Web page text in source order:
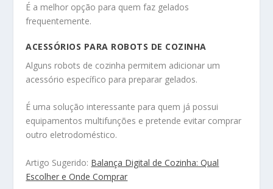
É a melhor opção para quem faz gelados
frequentemente.
ACESSÓRIOS PARA ROBOTS DE COZINHA
Alguns robots de cozinha permitem adicionar um
acessório específico para preparar gelados.
É uma solução interessante para quem já possui
equipamentos multifunções e pretende evitar comprar
outro eletrodoméstico.
Artigo Sugerido: Balança Digital de Cozinha: Qual
Escolher e Onde Comprar